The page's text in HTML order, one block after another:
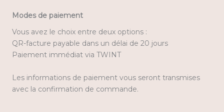
Modes de paiement
Vous avez le choix entre deux options :
QR-facture payable dans un délai de 20 jours
Paiement immédiat via TWINT
Les informations de paiement vous seront transmises
avec la confirmation de commande.